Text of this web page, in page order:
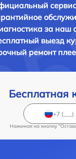
сервис
за наш
выезд
ремонт
Бесплатная
Нажимая на кнопку